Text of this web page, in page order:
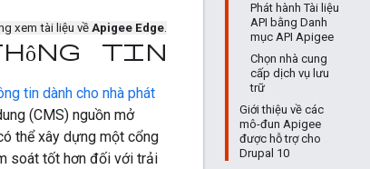
Phát hành Tài liệu
API bằng Danh
mục API Apigee
Chọn nhà cung
cấp dịch vụ lưu
trữ
Giới thiệu về các
mô-đun Apigee
được hỗ trợ cho
Drupal 10
xem tài liệu về Apigee Edge.
tin
tin dành cho nhà phát
(CMS) nguồn mở
thể xây dựng một cổng
soát tốt hơn đối với trải